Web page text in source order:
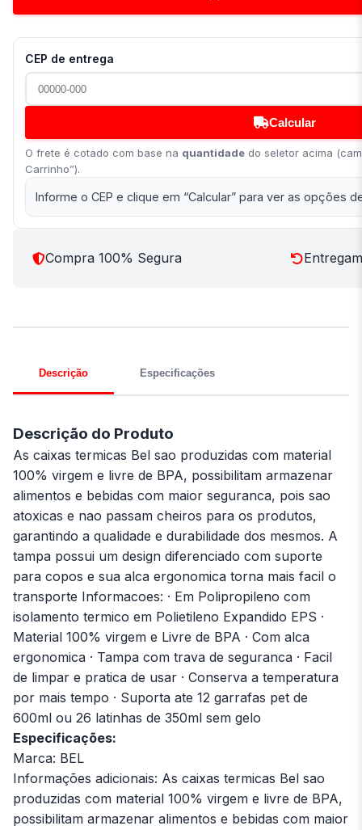
CEP de entrega
Calcular
O frete é cotado com base na quantidade do seletor acima
Carrinho”).
Informe o CEP e clique em “Calcular” para ver as opções
Compra 100% Segura
Descrição Especificações
Descrição do Produto
As caixas termicas Bel sao produzidas com material
100% virgem e livre de BPA, possibilitam armazenar
alimentos e bebidas com maior seguranca, pois sao
atoxicas e nao passam cheiros para os produtos,
garantindo a qualidade e durabilidade dos mesmos. A
tampa possui um design diferenciado com suporte
para copos e sua alca ergonomica torna mais facil o
transporte Informacoes: · Em Polipropileno com
isolamento termico em Polietileno Expandido EPS ·
Material 100% virgem e Livre de BPA · Com alca
ergonomica · Tampa com trava de seguranca · Facil
de limpar e pratica de usar · Conserva a temperatura
por mais tempo · Suporta ate 12 garrafas pet de
600ml ou 26 latinhas de 350ml sem gelo
Especificações:
Marca: BEL
Informações adicionais: As caixas termicas Bel sao
produzidas com material 100% virgem e livre de BPA,
possibilitam armazenar alimentos e bebidas com maior